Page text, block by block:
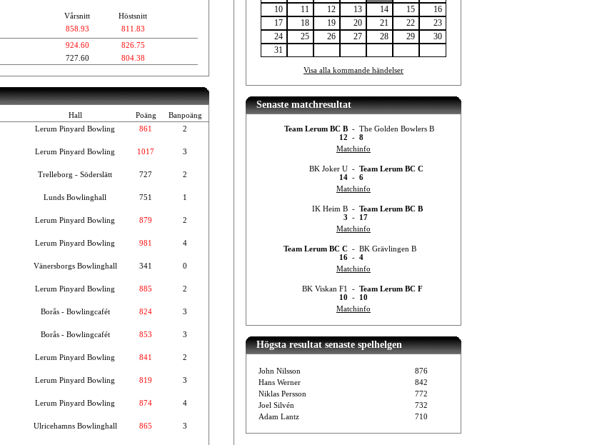
Vårsnitt Höstsnitt
858.93
811.83
924.60
826.75
727.60 804.38
Hall Poäng
Banpoäng
Lerum Pinyard Bowling 861 2
Lerum Pinyard Bowling 1017 3
Trelleborg - Söderslätt 727 2
Lunds Bowlinghall 751 1
Lerum Pinyard Bowling 879 2
Lerum Pinyard Bowling 981 4
Vänersborgs Bowlinghall 341 0
Lerum Pinyard Bowling 885 2
Borås - Bowlingcafét 824 3
Borås - Bowlingcafét 853 3
Lerum Pinyard Bowling 841 2
Lerum Pinyard Bowling 819 3
Lerum Pinyard Bowling 874 4
Ulricehamns Bowlinghall 865 3
10
11 12 13 14 15
16
17
18 19 20 21 22
23
24
25 26 27 28 29
30
31
Visa alla kommande händelser
Senaste matchresultat
Team Lerum BC B
12
-
-
The Golden Bowlers B
8
Matchinfo
BK Joker U
14
-
-
Team Lerum BC C
6
Matchinfo
IK Heim B
3
-
-
Team Lerum BC B
17
Matchinfo
Team Lerum BC C
16
-
-
BK Grävlingen B
4
Matchinfo
BK Viskan F1
10
-
-
Team Lerum BC F
10
Matchinfo
Högsta resultat senaste spelhelgen
John Nilsson
876
Hans Werner
842
Niklas Persson
772
Joel Silvén
732
Adam Lantz
710